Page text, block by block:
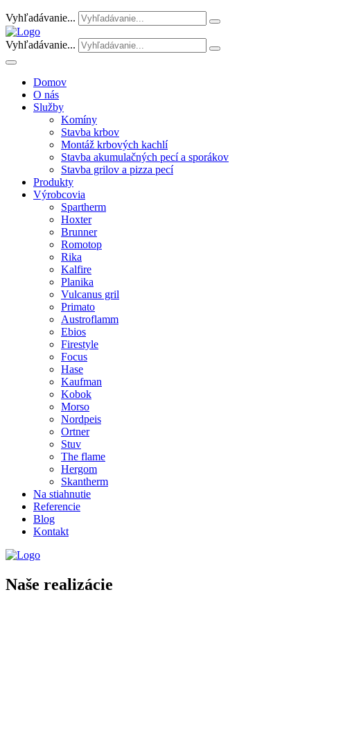
Vyhľadávanie...
Vyhľadávanie...
Domov
O nás
Služby
Komíny
Stavba krbov
Montáž krbových kachlí
Stavba akumulačných pecí a sporákov
Stavba grilov a pizza pecí
Produkty
Výrobcovia
Spartherm
Hoxter
Brunner
Romotop
Rika
Kalfire
Planika
Vulcanus gril
Primato
Austroflamm
Ebios
Firestyle
Focus
Hase
Kaufman
Kobok
Morso
Nordpeis
Ortner
Stuv
The flame
Hergom
Skantherm
Na stiahnutie
Referencie
Blog
Kontakt
Naše realizácie